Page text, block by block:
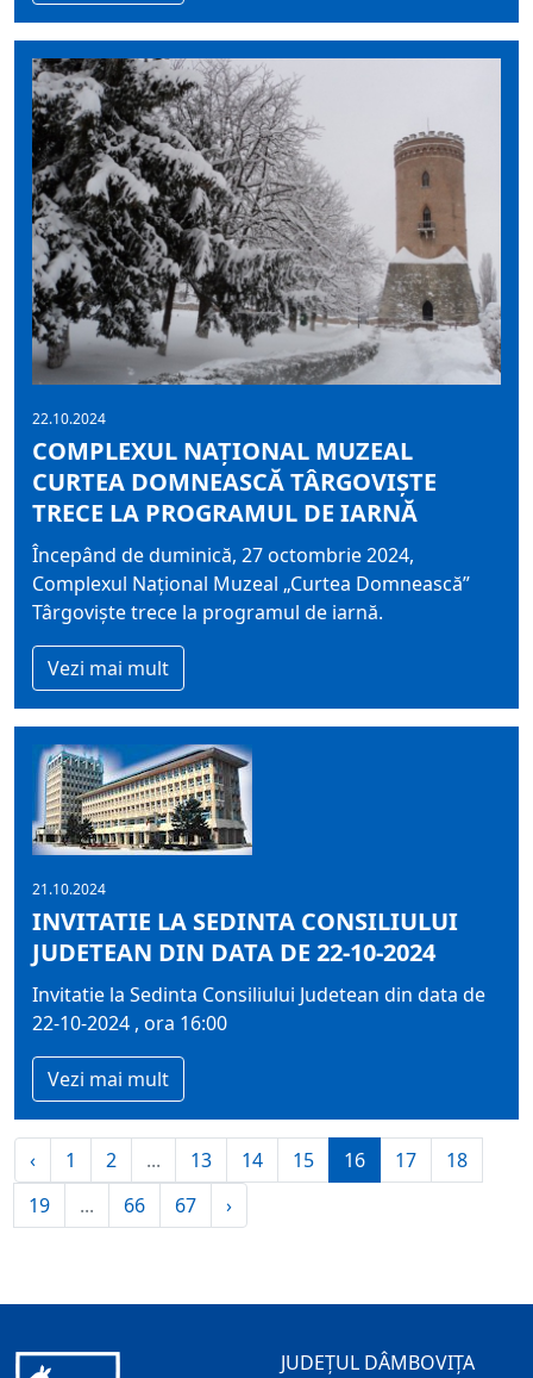
22.10.2024
COMPLEXUL NAŢIONAL MUZEAL
CURTEA DOMNEASCĂ TÂRGOVIŞTE
TRECE LA PROGRAMUL DE IARNĂ
Începând de duminică, 27 octombrie 2024,
Complexul Naţional Muzeal „Curtea Domnească”
Târgovişte trece la programul de iarnă.
Vezi mai mult
21.10.2024
INVITATIE LA SEDINTA CONSILIULUI
JUDETEAN DIN DATA DE 22-10-2024
Invitatie la Sedinta Consiliului Judetean din data de
22-10-2024 , ora 16:00
Vezi mai mult
‹ 1 2 ... 13 14 15 16 17
18
19
... 66 67 ›
JUDEȚUL DÂMBOVIȚA